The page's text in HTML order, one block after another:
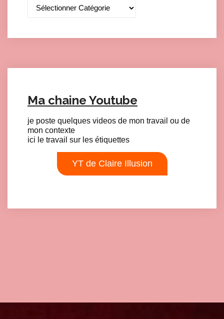
Ma chaine Youtube
je poste quelques videos de mon travail ou de
mon contexte
ici le travail sur les étiquettes
YT de Claire Illusion